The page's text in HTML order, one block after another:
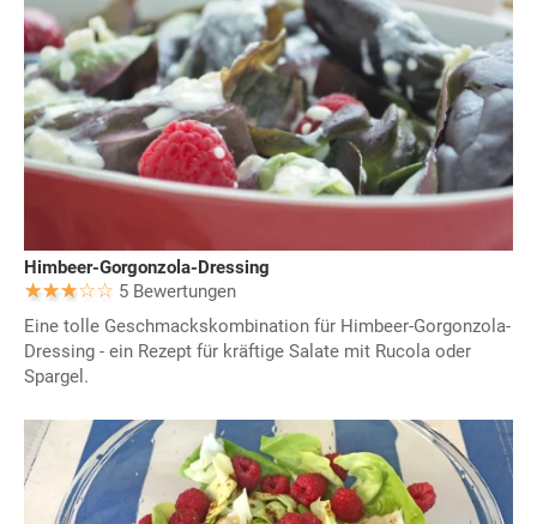
Himbeer-Gorgonzola-Dressing
5 Bewertungen
Eine tolle Geschmackskombination für Himbeer-Gorgonzola-
Dressing - ein Rezept für kräftige Salate mit Rucola oder
Spargel.